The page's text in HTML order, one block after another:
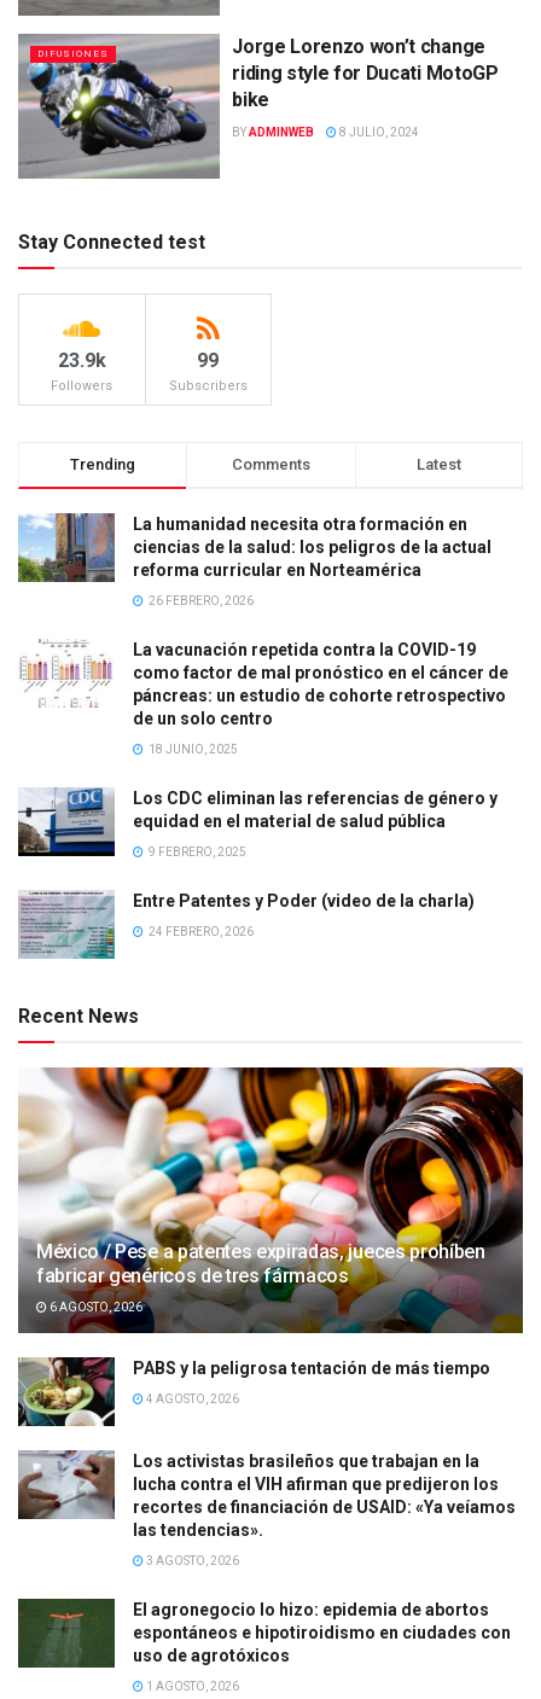
DIFUSIONES
Jorge Lorenzo won’t change
riding style for Ducati MotoGP
bike
BYADMINWEB 8 JULIO, 2024
Stay Connected test
23.9k
Followers
99
Subscribers
Trending Comments Latest
La humanidad necesita otra formación en
ciencias de la salud: los peligros de la actual
reforma curricular en Norteamérica
26 FEBRERO, 2026
La vacunación repetida contra la COVID-19
como factor de mal pronóstico en el cáncer de
páncreas: un estudio de cohorte retrospectivo
de un solo centro
18 JUNIO, 2025
Los CDC eliminan las referencias de género y
equidad en el material de salud pública
9 FEBRERO, 2025
Entre Patentes y Poder (video de la charla)
24 FEBRERO, 2026
Recent News
México / Pese a patentes expiradas, jueces prohíben
fabricar genéricos de tres fármacos
6 AGOSTO, 2026
PABS y la peligrosa tentación de más tiempo
4 AGOSTO, 2026
Los activistas brasileños que trabajan en la
lucha contra el VIH afirman que predijeron los
recortes de financiación de USAID: «Ya veíamos
las tendencias».
3 AGOSTO, 2026
El agronegocio lo hizo: epidemia de abortos
espontáneos e hipotiroidismo en ciudades con
uso de agrotóxicos
1 AGOSTO, 2026